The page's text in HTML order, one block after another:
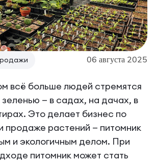
06 августа 2025
всё больше людей стремятся
— в садах, на дачах, в
Это делает бизнес по
продаже растений — питомник
и экологичным делом. При
питомник может стать